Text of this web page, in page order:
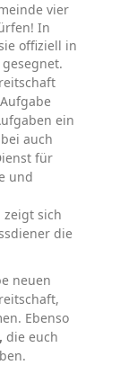
vier
In
offiziell in
ein
auch
für
und
zeigt sich
die
neuen
Ebenso
, die euch